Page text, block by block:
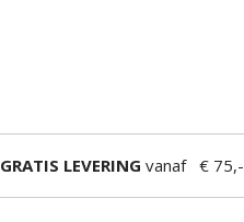
GRATIS LEVERING vanaf € 75,-